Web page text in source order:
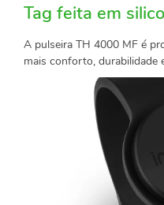
Tag feita em
A pulseira TH 4000 MF é
mais conforto, durabilidade